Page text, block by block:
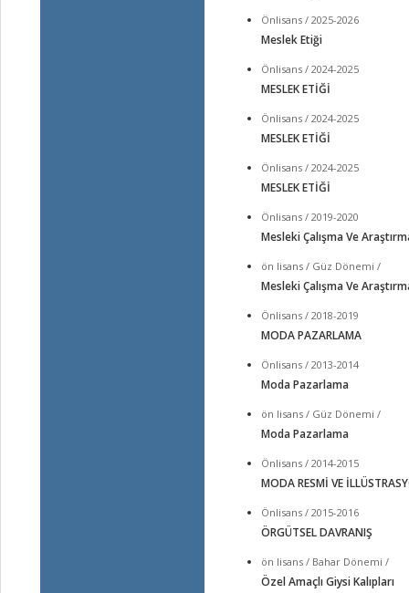
Önlisans / 2025-2026
Meslek Etiği
Önlisans / 2024-2025
MESLEK ETİĞİ
Önlisans / 2024-2025
MESLEK ETİĞİ
Önlisans / 2024-2025
MESLEK ETİĞİ
Önlisans / 2019-2020
Mesleki Çalışma Ve
ön lisans / Güz Dönemi /
Mesleki Çalışma Ve
Önlisans / 2018-2019
MODA PAZARLAMA
Önlisans / 2013-2014
Moda Pazarlama
ön lisans / Güz Dönemi /
Moda Pazarlama
Önlisans / 2014-2015
MODA RESMİ VE
Önlisans / 2015-2016
ÖRGÜTSEL DAVRANIŞ
ön lisans / Bahar Dönemi /
Özel Amaçlı Giysi Kalıpları